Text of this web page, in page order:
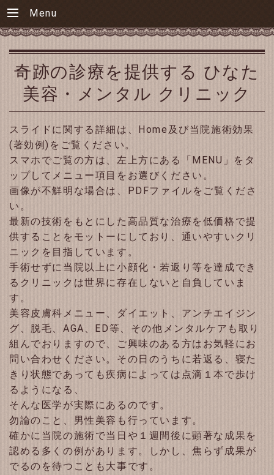
Menu
奇跡の診療を提供する ひなた
美容・メンタル クリニック
スライドに関する詳細は、Home及び当院施術効果
(著効例)をご覧ください。
スマホでご覧の方は、左上方にある「MENU」をタ
ップしてメニュー項目をお選びください。
画像が不鮮明な場合は、PDFファイルをご覧くださ
い。
最新の技術をもとにした高品質な治療を低価格で提
供することをモットーにしており、通いやすいクリ
ニックを目指しています。
手術せずに当院以上に小顔化・若返り等を達成でき
るクリニックは世界に存在しないと自負していま
す。
美容皮膚科メニュー、ダイエット、アンチエイジン
グ、脱毛、AGA、ED等、その他メンタルケアも取り
組んでおりますので、ご興味のある方はお気軽にお
問い合わせください。その日のうちに若返る、寝た
きり状態であっても疾病によっては点滴１本で歩け
るようになる、
そんな医学が実際にあるのです。
勿論のこと、男性美容も行っています。
確かに当院の施術で当日や１週間後に顕著な成果を
認める多くの例があります。しかし、焦らず成果が
でるのを待つことも大事です。